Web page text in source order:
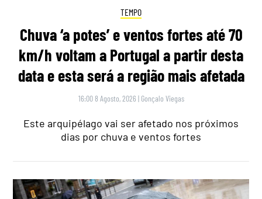
TEMPO
Chuva ‘a potes’ e ventos fortes até 70
km/h voltam a Portugal a partir desta
data e esta será a região mais afetada
16:00 8 Agosto, 2026 | Gonçalo Viegas
Este arquipélago vai ser afetado nos próximos
dias por chuva e ventos fortes